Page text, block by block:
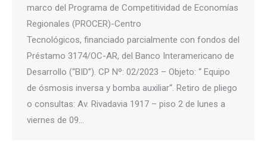
marco del Programa de Competitividad de Economías
Regionales (PROCER)-Centro
Tecnológicos, financiado parcialmente con fondos del
Préstamo 3174/OC-AR, del Banco Interamericano de
Desarrollo (“BID”). CP Nº: 02/2023 – Objeto: “ Equipo
de ósmosis inversa y bomba auxiliar“. Retiro de pliego
o consultas: Av. Rivadavia 1917 – piso 2 de lunes a
viernes de 09…